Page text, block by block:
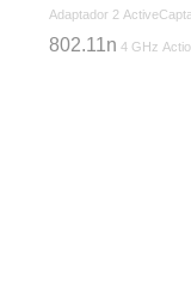
Adaptador 2
802.11n 4 GHz